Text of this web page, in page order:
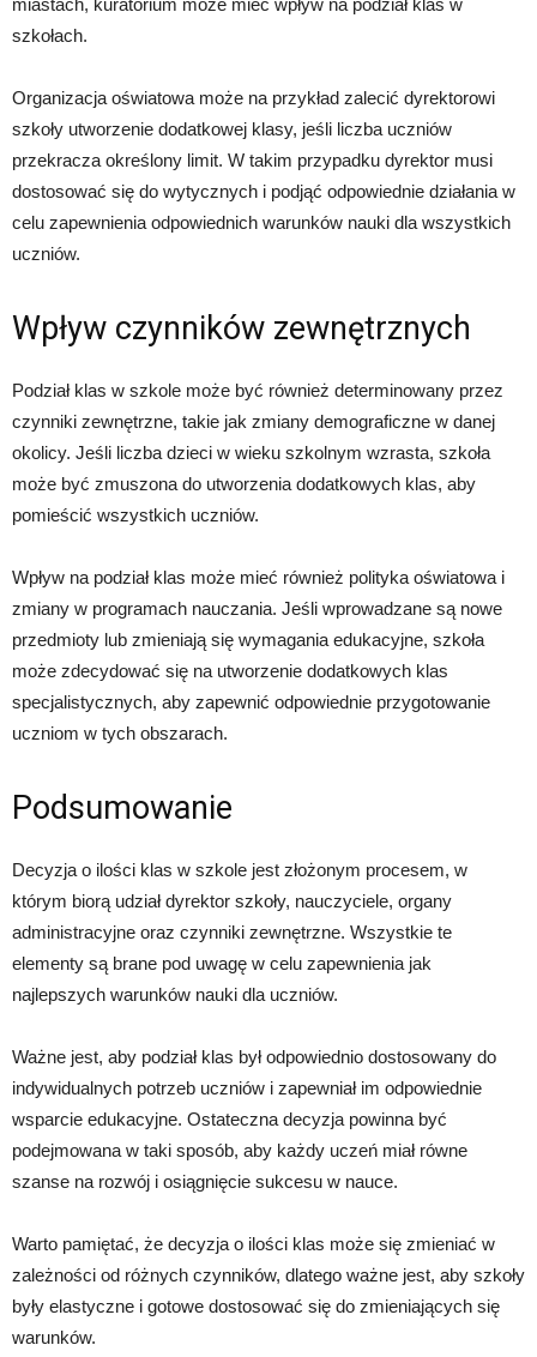
szkołach.
Organizacja oświatowa może na przykład zalecić dyrektorowi
szkoły utworzenie dodatkowej klasy, jeśli liczba uczniów
przekracza określony limit. W takim przypadku dyrektor musi
dostosować się do wytycznych i podjąć odpowiednie działania w
celu zapewnienia odpowiednich warunków nauki dla wszystkich
uczniów.
Wpływ czynników zewnętrznych
Podział klas w szkole może być również determinowany przez
czynniki zewnętrzne, takie jak zmiany demograficzne w danej
okolicy. Jeśli liczba dzieci w wieku szkolnym wzrasta, szkoła
może być zmuszona do utworzenia dodatkowych klas, aby
pomieścić wszystkich uczniów.
Wpływ na podział klas może mieć również polityka oświatowa i
zmiany w programach nauczania. Jeśli wprowadzane są nowe
przedmioty lub zmieniają się wymagania edukacyjne, szkoła
może zdecydować się na utworzenie dodatkowych klas
specjalistycznych, aby zapewnić odpowiednie przygotowanie
uczniom w tych obszarach.
Podsumowanie
Decyzja o ilości klas w szkole jest złożonym procesem, w
którym biorą udział dyrektor szkoły, nauczyciele, organy
administracyjne oraz czynniki zewnętrzne. Wszystkie te
elementy są brane pod uwagę w celu zapewnienia jak
najlepszych warunków nauki dla uczniów.
Ważne jest, aby podział klas był odpowiednio dostosowany do
indywidualnych potrzeb uczniów i zapewniał im odpowiednie
wsparcie edukacyjne. Ostateczna decyzja powinna być
podejmowana w taki sposób, aby każdy uczeń miał równe
szanse na rozwój i osiągnięcie sukcesu w nauce.
Warto pamiętać, że decyzja o ilości klas może się zmieniać w
zależności od różnych czynników, dlatego ważne jest, aby szkoły
były elastyczne i gotowe dostosować się do zmieniających się
warunków.